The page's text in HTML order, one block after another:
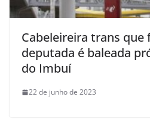
Cabeleireira trans que
deputada é baleada
do Imbuí
22 de junho de 2023